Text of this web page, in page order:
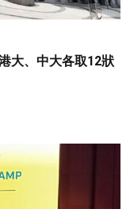
大、中大各取12狀